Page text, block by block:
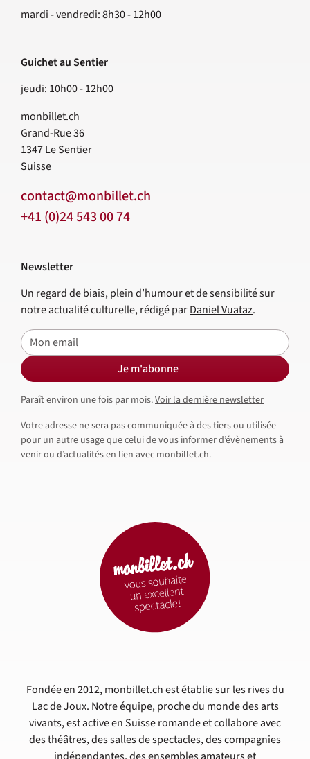
mardi - vendredi: 8h30 - 12h00
Guichet au Sentier
jeudi: 10h00 - 12h00
monbillet.ch
Grand-Rue 36
1347Le Sentier
Suisse
contact@monbillet.ch
+41 (0)24 543 00 74
Fondée en 2012, monbillet.ch est établie sur les rives du
Lac de Joux. Notre équipe, proche du monde des arts
vivants, est active en Suisse romande et collabore avec
des théâtres, des salles de spectacles, des compagnies
Newsletter
Un regard de biais, plein d’humour et de sensibilité sur
notre actualité culturelle, rédigé parDaniel Vuataz.
E-mail
Je m'abonne
Paraît environ une fois par mois.Voir la dernière newsletter
Votre adresse ne sera pas communiquée à des tiers ou utilisée
pour un autre usage que celui de vous informer d’évènements à
venir ou d’actualités en lien avec monbillet.ch.